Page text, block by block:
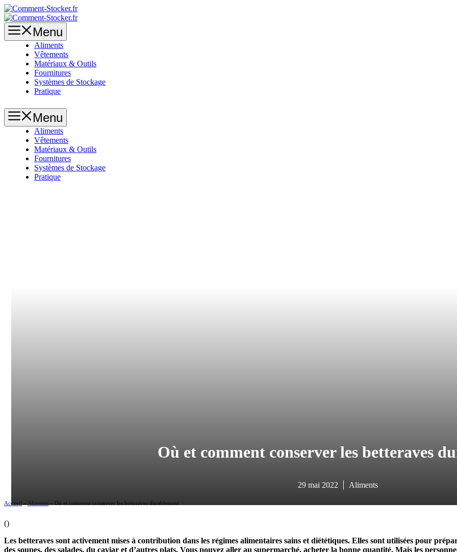
Aller
au
contenu Menu
Aliments
Vêtements
Matériaux & Outils
Fournitures
Systèmes de Stockage
Pratique
Menu
Aliments
Vêtements
Matériaux & Outils
Fournitures
Systèmes de Stockage
Pratique
Où et comment conserver les betteraves
29 mai 2022 Aliments
Accueil » Aliments » Où et comment conserver les betteraves durablement
()
Les betteraves sont activement mises à contribution dans les régimes alimentaires sains et diététiques. Elles sont utilisées pour
des soupes, des salades, du caviar et d’autres plats. Vous pouvez aller au supermarché, acheter la bonne quantité. Mais les